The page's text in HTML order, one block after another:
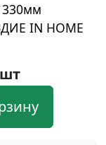
IN HOME